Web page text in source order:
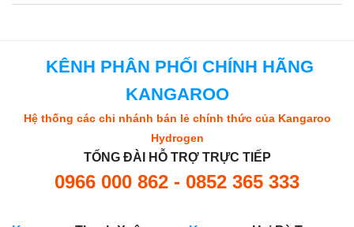
KÊNH PHÂN PHỐI CHÍNH HÃNG
KANGAROO
Hệ thống các chi nhánh bán lẻ chính thức của Kangaroo
Hydrogen
TỔNG ĐÀI HỖ TRỢ TRỰC TIẾP
0966 000 862 - 0852 365 333